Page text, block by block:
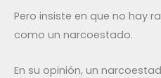
Pero insiste en que no hay
como un narcoestado.
En su opinión, un